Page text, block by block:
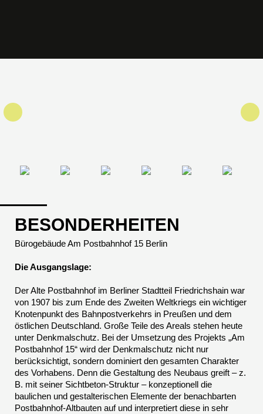
BESONDERHEITEN
Bürogebäude Am Postbahnhof 15 Berlin
Die Ausgangslage:
Der Alte Postbahnhof im Berliner Stadtteil Friedrichshain war
von 1907 bis zum Ende des Zweiten Weltkriegs ein wichtiger
Knotenpunkt des Bahnpostverkehrs in Preußen und dem
östlichen Deutschland. Große Teile des Areals stehen heute
unter Denkmalschutz. Bei der Umsetzung des Projekts „Am
Postbahnhof 15“ wird der Denkmalschutz nicht nur
berücksichtigt, sondern dominiert den gesamten Charakter
des Vorhabens. Denn die Gestaltung des Neubaus greift – z.
B. mit seiner Sichtbeton-Struktur – konzeptionell die
baulichen und gestalterischen Elemente der benachbarten
Postbahnhof-Altbauten auf und interpretiert diese in sehr